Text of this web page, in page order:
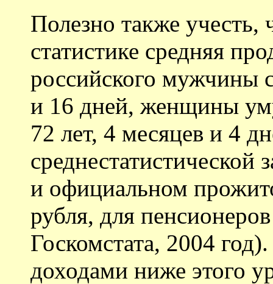
Полезно также учесть,
статистике средняя
российского мужчины
и 16 дней, женщины
72 лет, 4 месяцев и 4
среднестатистической
и официальном
рубля, для
Госкомстата, 2004
доходами ниже этого